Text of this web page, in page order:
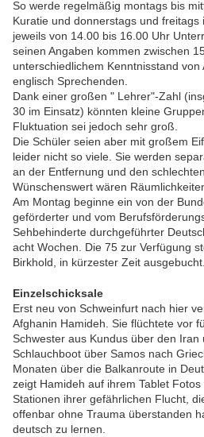
So werde regelmäßig montags bis
Kuratie und donnerstags und freitags
jeweils von 14.00 bis 16.00 Uhr
seinen Angaben kommen zwischen
unterschiedlichem Kenntnisstand
englisch Sprechenden.
Dank einer großen " Lehrer"-Zahl
30 im Einsatz) könnten kleine
Fluktuation sei jedoch sehr groß.
Die Schüler seien aber mit großem
leider nicht so viele. Sie werden
an der Entfernung und den
Wünschenswert wären
Am Montag beginne ein von der
geförderter und vom
Sehbehinderte durchgeführter
acht Wochen. Die 75 zur Verfügung
Birkhold, in kürzester Zeit ausgebucht.
Einzelschicksale
Erst neu von Schweinfurt nach hier
Afghanin Hamideh. Sie flüchtete vor
Schwester aus Kundus über den Iran
Schlauchboot über Samos nach
Monaten über die Balkanroute in
zeigt Hamideh auf ihrem Tablet
Stationen ihrer gefährlichen Flucht,
offenbar ohne Trauma überstanden
deutsch zu lernen.